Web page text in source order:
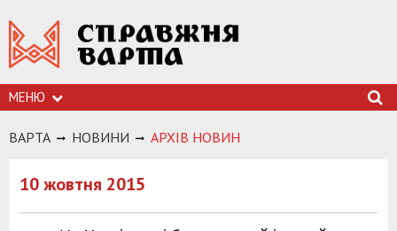
МЕНЮ
ВАРТА НОВИНИ АРХIВ НОВИН
10 жовтня 2015